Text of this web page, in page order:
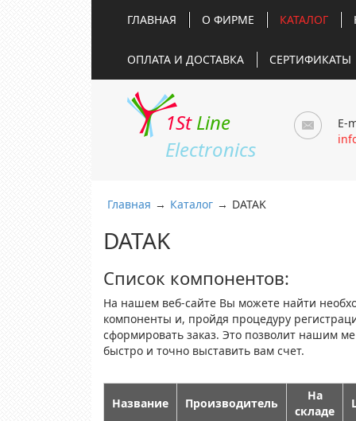
ГЛАВНАЯ О ФИРМЕ КАТАЛОГ
ОПЛАТА И ДОСТАВКА СЕРТИФИКАТЫ
1St Line
Electronics
E-
Главная → Каталог → DATAK
DATAK
Список компонентов:
На нашем веб-сайте Вы можете найти
компоненты и, пройдя процедуру
сформировать заказ. Это позволит нашим
быстро и точно выставить вам счет.
Название Производитель
На
складе